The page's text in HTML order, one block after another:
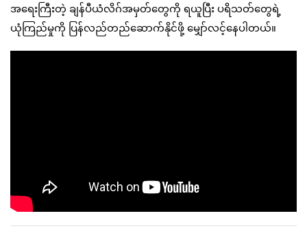
အရေးကြီးတဲ့ ချန်ပီယံလိဂ်အမှတ်တွေကို ရယူပြီး ပရိသတ်တွေရဲ့
ယုံကြည်မှုကို ပြန်လည်တည်ဆောက်နိုင်ဖို့ မျှော်လင့်နေပါတယ်။